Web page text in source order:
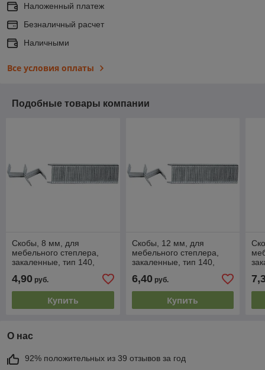
Наложенный платеж
Безналичный расчет
Наличными
Все условия оплаты
Подобные товары компании
Скобы, 8 мм, для
мебельного степлера,
закаленные, тип 140,
MASTER
4,90 руб.
Купить
Скобы, 12 мм, для
мебельного степлера,
закаленные, тип 140,
MASTER
6,40руб.
Купить
О нас
92% положительных из 39 отзывов за год